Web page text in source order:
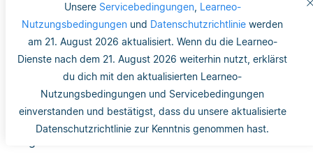
Unsere Servicebedingungen, Learneo-
Nutzungsbedingungen und Datenschutzrichtlinie werden
am 21. August 2026 aktualisiert. Wenn du die Learneo-
Dienste nach dem 21. August 2026 weiterhin nutzt, erklärst
du dich mit den aktualisierten Learneo-
Nutzungsbedingungen und Servicebedingungen
einverstanden und bestätigst, dass du unsere aktualisierte
Datenschutzrichtlinie zur Kenntnis genommen hast.
Vertuschung ein großer Unterschied zwischen den
zwei Ausdrücken bestehen kann.
Der Ausdruck ‚alternative Verhörmethoden‘ weist
lediglich darauf hin, dass andere Verhörmethoden bei
Gefangenen angewendet werden. Es kann aber
tatsächlich Folter gemeint sein. So wird das eigentliche